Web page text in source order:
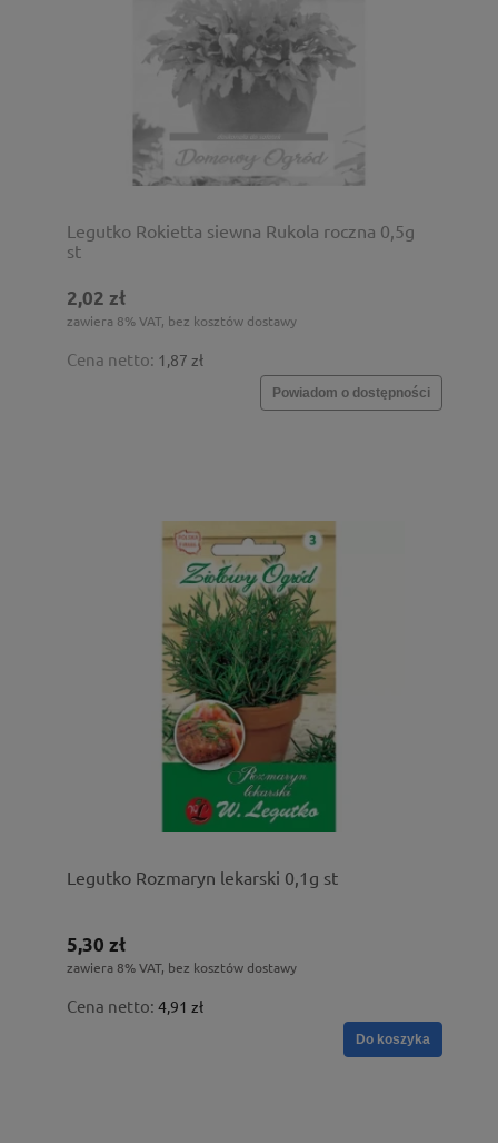
Legutko Rokietta siewna Rukola roczna 0,5g
st
2,02 zł
zawiera 8% VAT, bez kosztów dostawy
Cena netto: 1,87 zł
Powiadom o dostępności
Legutko Rozmaryn lekarski 0,1g st
5,30 zł
zawiera 8% VAT, bez kosztów dostawy
Cena netto: 4,91 zł
Do koszyka